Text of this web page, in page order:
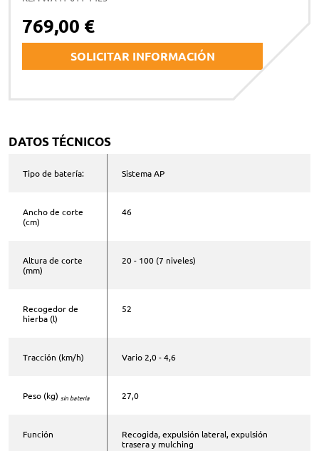
769,00 €
SOLICITAR INFORMACIÓN
Correo electrónico *
Teléfono *
Comentarios
Acepto la política de privacidad*
ENVIAR
DATOS TÉCNICOS
Tipo de batería: Sistema AP
Ancho de corte
(cm)
46
Altura de corte
(mm)
20 - 100 (7 niveles)
Recogedor de
hierba (l)
52
Tracción (km/h) Vario 2,0 - 4,6
Peso (kg) sin bateria 27,0
Función
Recogida, expulsión lateral, expulsión
trasera y mulching